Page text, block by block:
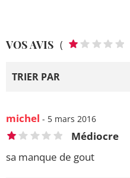
VOS AVIS (
TRIER PAR
michel - 5 mars 2016
Médiocre
sa manque de gout